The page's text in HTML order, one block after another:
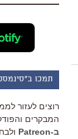
תמכו
רוצים לעזור
המבקרים
ב-Patreon